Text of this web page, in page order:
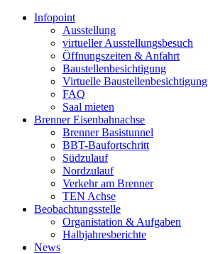
Infopoint
Ausstellung
virtueller Ausstellungsbesuch
Öffnungszeiten & Anfahrt
Baustellenbesichtigung
Virtuelle Baustellenbesichtigung
FAQ
Saal mieten
Brenner Eisenbahnachse
Brenner Basistunnel
BBT-Baufortschritt
Südzulauf
Nordzulauf
Verkehr am Brenner
TEN Achse
Beobachtungsstelle
Organistation & Aufgaben
Halbjahresberichte
News